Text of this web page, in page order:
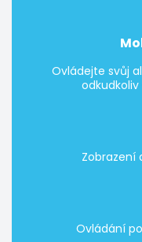
Ovládejte svůj
Zobrazení
Ovládání